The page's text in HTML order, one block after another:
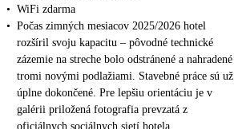
• WiFi zdarma
• Počas zimných mesiacov 2025/2026 hotel
rozšíril svoju kapacitu – pôvodné technické
zázemie na streche bolo odstránené a nahradené
tromi novými podlažiami. Stavebné práce sú už
úplne dokončené. Pre lepšiu orientáciu je v
galérii priložená fotografia prevzatá z
oficiálnych sociálnych sietí hotela.